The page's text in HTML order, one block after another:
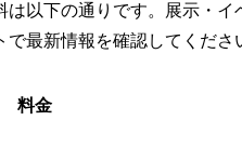
以下の通りです。展示・
最新情報を確認してくださ
料金